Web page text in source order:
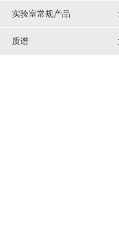
实验室常规产品
质谱